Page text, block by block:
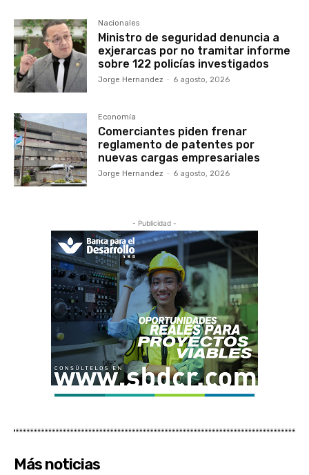
Nacionales
Ministro de seguridad denuncia a
exjerarcas por no tramitar informe
sobre 122 policías investigados
Jorge Hernandez - 6 agosto, 2026
Economía
Comerciantes piden frenar
reglamento de patentes por
nuevas cargas empresariales
Jorge Hernandez - 6 agosto, 2026
- Publicidad -
Más noticias